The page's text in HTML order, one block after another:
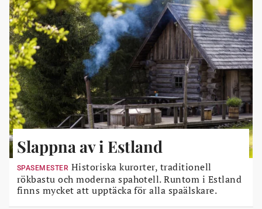
Slappna av i Estland
SPASEMESTER Historiska kurorter, traditionell
rökbastu och moderna spahotell. Runtom i Estland
finns mycket att upptäcka för alla spaälskare.